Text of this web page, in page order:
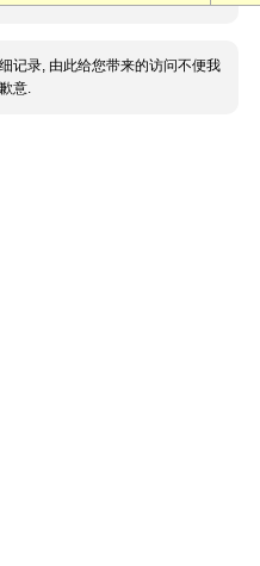
记录, 由此给您带来的访问不便我
意.